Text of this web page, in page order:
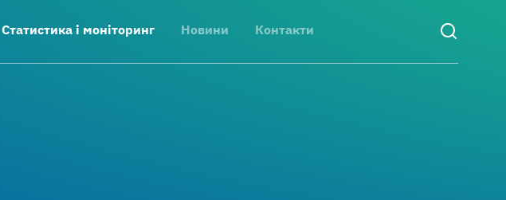
Статистика і моніторинг Новини Контакти